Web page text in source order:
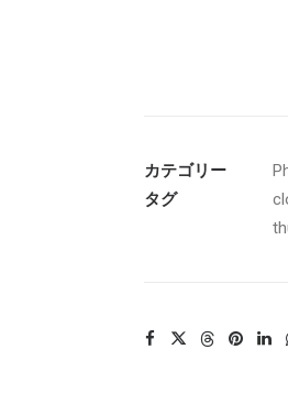
カテゴリー
タグ